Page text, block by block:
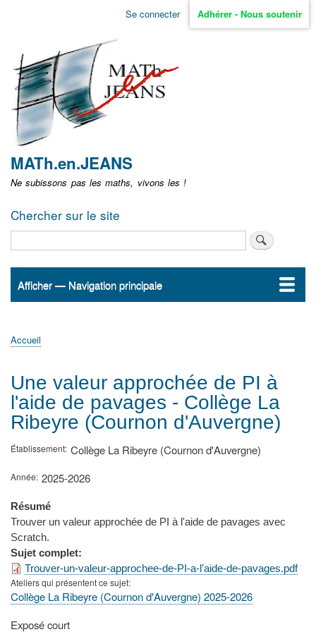
Aller
non
identifié
Se connecter Adhérer - Nous soutenir
MATh.en.JEANS
Ne subissons pas les maths, vivons les !
Chercher sur le site
Navigation
Afficher — Navigation principale
Accueil
ActualitésMATh.en.JEANS ?
Régions et Ateliers
Créer, gérer un atelier
Sujets/Publications
Congrès
d'Ariane
Accueil
Une valeur approchée de PI à
l'aide de pavages - Collège La
Ribeyre (Cournon d'Auvergne)
Établissement Collège La Ribeyre (Cournon d'Auvergne)
Année 2025-2026
Résumé
Trouver un valeur approchée de PI à l'aide de pavages avec
Scratch.
Sujet complet
Trouver-un-valeur-approchee-de-PI-a-l'aide-de-pavages.pdf
Ateliers qui présentent ce sujet
Collège La Ribeyre (Cournon d'Auvergne) 2025-2026
Type
Exposé court